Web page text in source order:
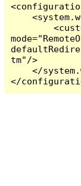
    <system.web>
        <customErrors
tm"/>
    </system.web>
</